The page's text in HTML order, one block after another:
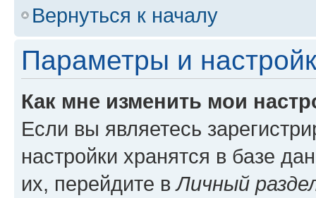
Вернуться к началу
Параметры и
Как мне изменить мои
Если вы являетесь
настройки хранятся в базе
их, перейдите вЛичный